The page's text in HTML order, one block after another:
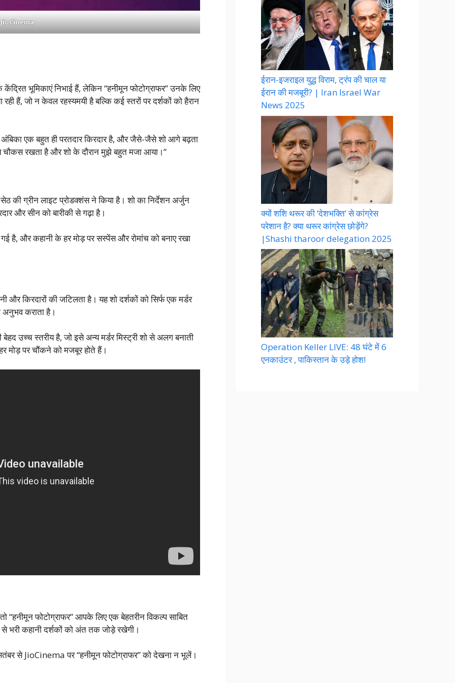
JioCinema
भूमिकाएं निभाई हैं, लेकिन “हनीमून फोटोग्राफर” उनके लिए
हैं, जो न केवल रहस्यमयी है बल्कि कई स्तरों पर दर्शकों को हैरान
एक बहुत ही परतदार किरदार है, और जैसे-जैसे शो आगे बढ़ता
रखता है और शो के दौरान मुझे बहुत मजा आया।”
ग्रीन लाइट प्रोडक्शंस ने किया है। शो का निर्देशन अर्जुन
और सीन को बारीकी से गढ़ा है।
है, और कहानी के हर मोड़ पर सस्पेंस और रोमांच को बनाए रखा
किरदारों की जटिलता है। यह शो दर्शकों को सिर्फ एक मर्डर
अनुभव कराता है।
उच्च स्तरीय है, जो इसे अन्य मर्डर मिस्ट्री शो से अलग बनाती
मोड़ पर चौंकने को मजबूर होते हैं।
फोटोग्राफर” आपके लिए एक बेहतरीन विकल्प साबित
भरी कहानी दर्शकों को अंत तक जोड़े रखेगी।
से JioCinema पर “हनीमून फोटोग्राफर” को देखना न भूलें।
ईरान-इजराइल युद्ध विराम, ट्रंप की चाल या
ईरान की मजबूरी? | Iran Israel War
News 2025
क्यों शशि थरूर की ‘देशभक्ति’ से कांग्रेस
परेशान है? क्या थरूर कांग्रेस छोड़ेंगे?
|Shashi tharoor delegation 2025
Operation Keller LIVE: 48 घंटे में 6
एनकाउंटर , पाकिस्तान के उड़े होश!